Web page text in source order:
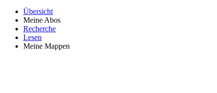
Übersicht
Meine Abos
Recherche
Lesen
Meine Mappen